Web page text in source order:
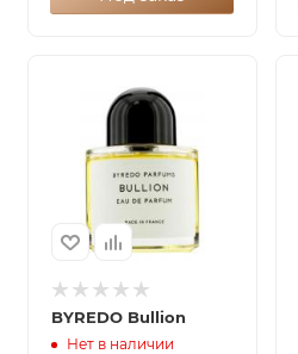
BYREDO Bullion
Нет в наличии